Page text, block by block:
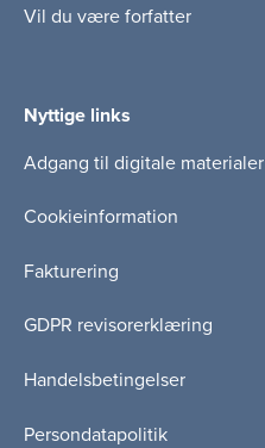
Vil du være forfatter
Nyttige links
Adgang til digitale materialer
Cookieinformation
Fakturering
GDPR revisorerklæring
Handelsbetingelser
Persondatapolitik